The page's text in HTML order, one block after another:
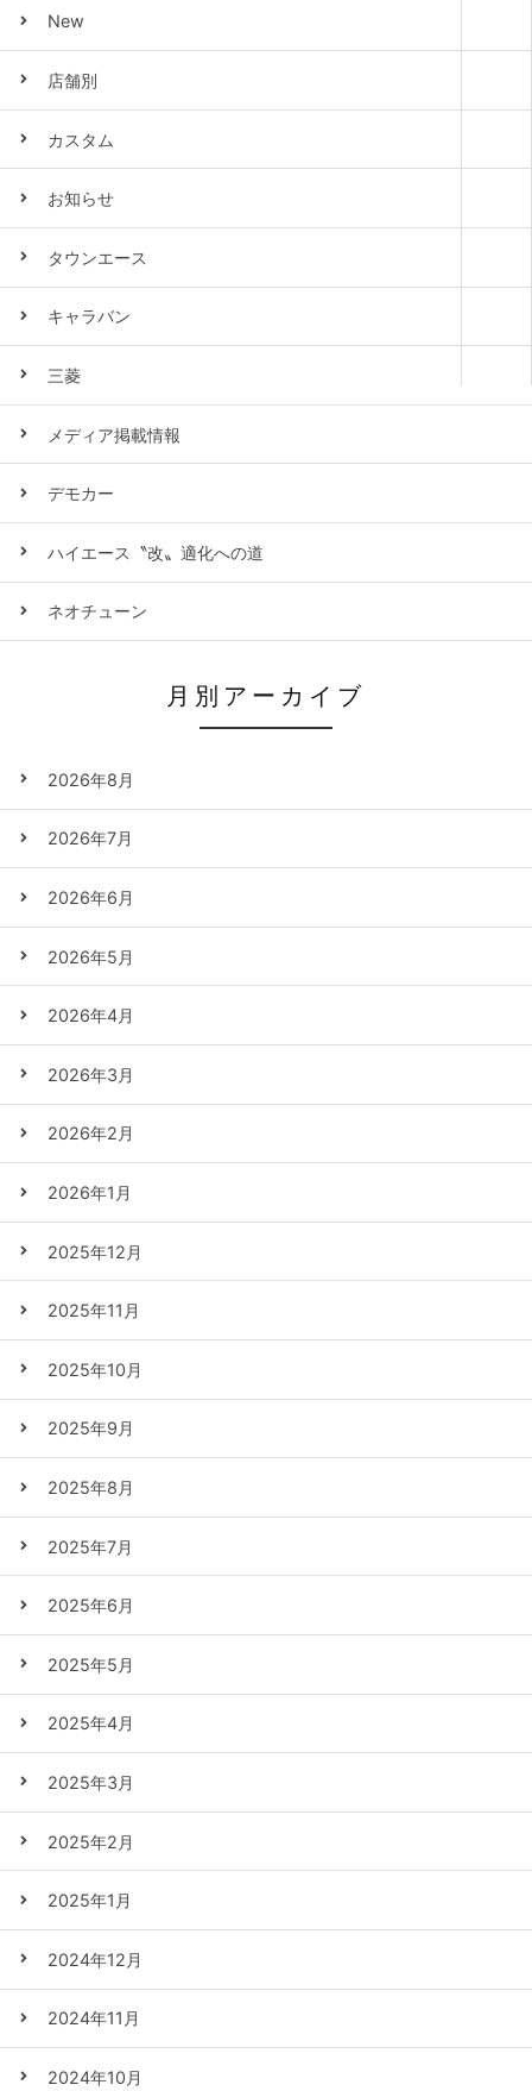
New
店舗別
カスタム
お知らせ
タウンエース
キャラバン
三菱
メディア掲載情報
デモカー
ハイエース〝改〟適化への道
ネオチューン
月別アーカイブ
2026年8月
2026年7月
2026年6月
2026年5月
2026年4月
2026年3月
2026年2月
2026年1月
2025年12月
2025年11月
2025年10月
2025年9月
2025年8月
2025年7月
2025年6月
2025年5月
2025年4月
2025年3月
2025年2月
2025年1月
2024年12月
2024年11月
2024年10月